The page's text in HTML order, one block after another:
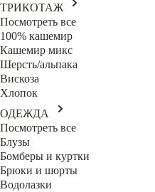
ТРИКОТАЖ
Посмотреть все
100% кашемир
Кашемир микс
Шерсть/альпака
Вискоза
Хлопок
ОДЕЖДА
Посмотреть все
Блузы
Бомберы и куртки
Брюки и шорты
Водолазки